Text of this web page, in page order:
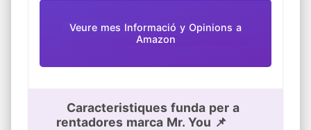
Veure mes Informació y Opinions a
Amazon
Caracteristiques funda per a
rentadores marca Mr. You 📌